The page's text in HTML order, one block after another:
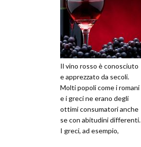
Il vino rosso è conosciuto
e apprezzato da secoli.
Molti popoli come i romani
e i greci ne erano degli
ottimi consumatori anche
se con abitudini differenti.
I greci, ad esempio,